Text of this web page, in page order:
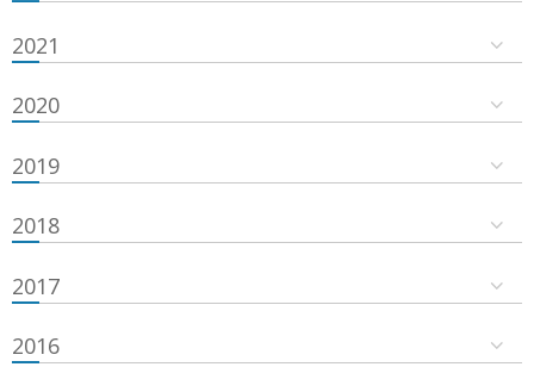
2021
2020
2019
2018
2017
2016